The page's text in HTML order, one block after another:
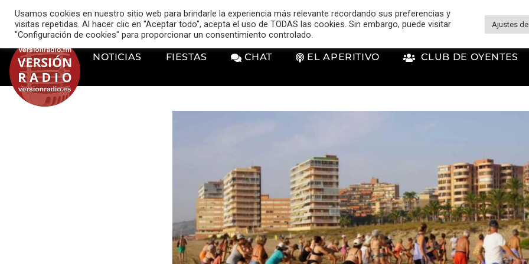
music_note VERSIÓN RADIO
NOTICIAS FIESTAS CHAT EL APERITIVO CLUB DE OYENTES
Usamos cookies en nuestro sitio web para brindarle la experiencia más relevante recordando sus preferencias y
visitas repetidas. Al hacer clic en "Aceptar todo", acepta el uso de TODAS las cookies. Sin embargo, puede visitar
"Configuración de cookies" para proporcionar un consentimiento controlado.
Ajustes